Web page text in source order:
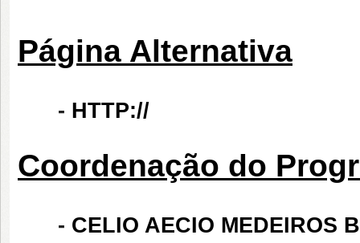
Página Alternativa
- HTTP://
Coordenação do
- CELIO AECIO MEDEIROS